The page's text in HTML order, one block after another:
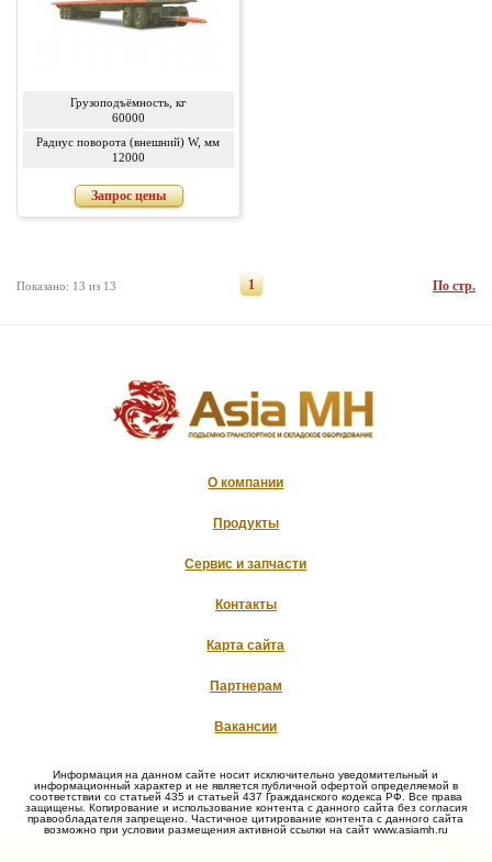
Грузоподъёмность, кг
60000
Радиус поворота (внешний) W, мм
12000
Запрос цены
Показано: 13 из 13 По стр.
1
О компании
Продукты
Сервис и запчасти
Контакты
Карта сайта
Партнерам
Вакансии
Информация на данном сайте носит исключительно уведомительный и
информационный характер и не является публичной офертой определяемой в
соответствии со статьей 435 и статьей 437 Гражданского кодекса РФ. Все права
защищены. Копирование и использование контента с данного сайта без согласия
правообладателя запрещено. Частичное цитирование контента с данного сайта
возможно при условии размещения активной ссылки на сайт www.asiamh.ru